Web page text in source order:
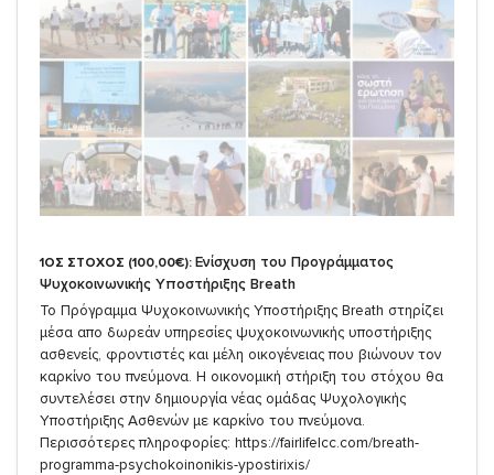
1ΟΣ ΣΤΟΧΟΣ (100,00€): Ενίσχυση του Προγράμματος
Ψυχοκοινωνικής Υποστήριξης Breath
Το Πρόγραμμα Ψυχοκοινωνικής Υποστήριξης Breath στηρίζει
μέσα απο δωρεάν υπηρεσίες ψυχοκοινωνικής υποστήριξης
ασθενείς, φροντιστές και μέλη οικογένειας που βιώνουν τον
καρκίνο του πνεύμονα. Η οικονομική στήριξη του στόχου θα
συντελέσει στην δημιουργία νέας ομάδας Ψυχολογικής
Υποστήριξης Ασθενών με καρκίνο του πνεύμονα.
Περισσότερες πληροφορίες: https://fairlifelcc.com/breath-
programma-psychokoinonikis-ypostirixis/